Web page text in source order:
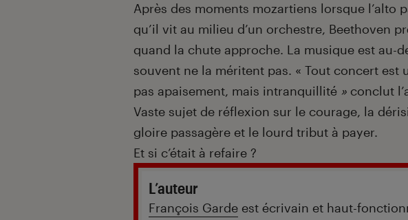
Après des moments mozartiens lorsque l’alto
qu’il vit au milieu d’un orchestre, Beethoven
quand la chute approche. La musique est au-
souvent ne la méritent pas. « Tout concert est
pas apaisement, mais intranquillité » conclut
Vaste sujet de réflexion sur le courage, la
gloire passagère et le lourd tribut à payer.
Et si c’était à refaire ?
L’auteur
François Garde est écrivain et haut-